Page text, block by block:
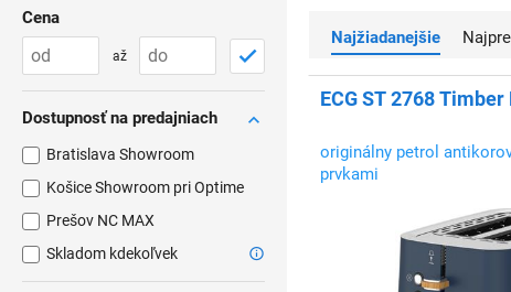
Cena
až
Dostupnosť na predajniach
Bratislava Showroom
Košice Showroom pri Optime
Prešov NC MAX
Skladom kdekoľvek
Najžiadanejšie
ECG ST 2768
originálny petrol
prvkami